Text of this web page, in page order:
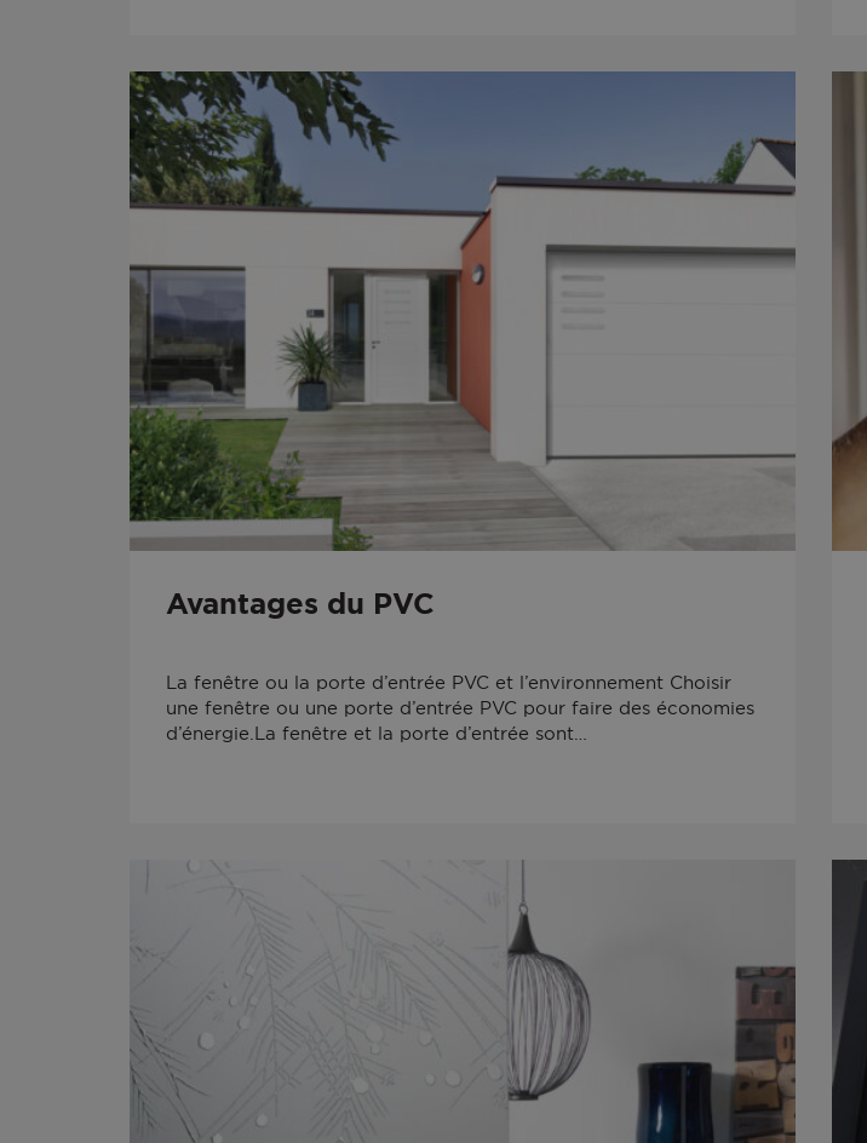
Avantages du PVC
La fenêtre ou la porte d’entrée PVC et l’environnement Choisir
une fenêtre ou une porte d’entrée PVC pour faire des économies
d’énergie.La fenêtre et la porte d’entrée sont…